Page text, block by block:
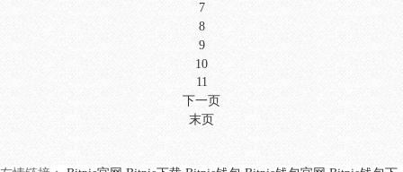
7
8
9
10
11
下一页
末页